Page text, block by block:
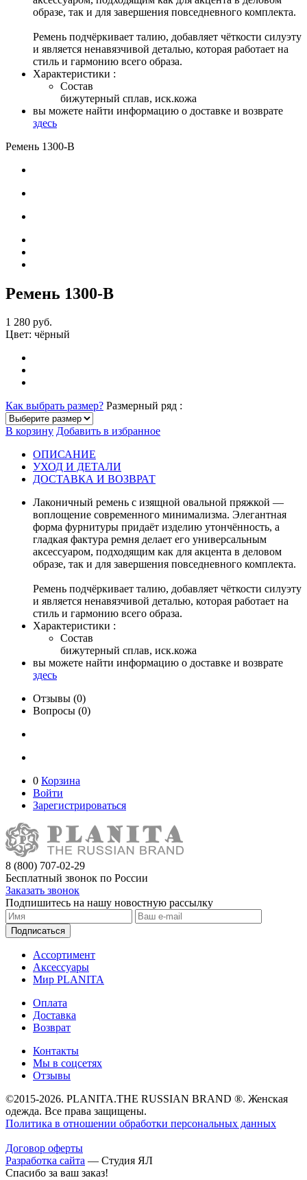
образе, так и для завершения повседневного комплекта.
Ремень подчёркивает талию, добавляет чёткости силуэту
и является ненавязчивой деталью, которая работает на
стиль и гармонию всего образа.
Характеристики :
Состав
бижутерный сплав, иск.кожа
вы можете найти информацию о доставке и возврате
здесь
Ремень 1300-В
Ремень 1300-В
1 280 руб.
Цвет: чёрный
Как выбрать размер? Размерный ряд :
В корзину Добавить в избранное
ОПИСАНИЕ
УХОД И ДЕТАЛИ
ДОСТАВКА И ВОЗВРАТ
Лаконичный ремень с изящной овальной пряжкой —
воплощение современного минимализма. Элегантная
форма фурнитуры придаёт изделию утончённость, а
гладкая фактура ремня делает его универсальным
аксессуаром, подходящим как для акцента в деловом
образе, так и для завершения повседневного комплекта.
Ремень подчёркивает талию, добавляет чёткости силуэту
и является ненавязчивой деталью, которая работает на
стиль и гармонию всего образа.
Характеристики :
Состав
бижутерный сплав, иск.кожа
вы можете найти информацию о доставке и возврате
здесь
Отзывы (0)
Вопросы (0)
0 Корзина
Войти
Зарегистрироваться
8 (800) 707-02-29
Бесплатный звонок по России
Заказать звонок
Подпишитесь на нашу новостную рассылку
Подписаться
Ассортимент
Аксессуары
Мир PLANITA
Оплата
Доставка
Возврат
Контакты
Мы в соцсетях
Отзывы
©2015-2026. PLANITA.THE RUSSIAN BRAND ®. Женская
одежда. Все права защищены.
Политика в отношении обработки персональных данных
Договор оферты
Разработка сайта — Студия ЯЛ
Спасибо за ваш заказ!